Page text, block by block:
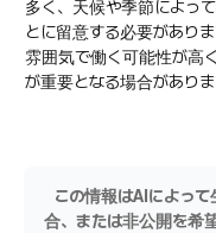
多く、天候や季節によっ
とに留意する必要があり
雰囲気で働く可能性が高
が重要となる場合がありま
この情報はAIによっ
合、または非公開を希